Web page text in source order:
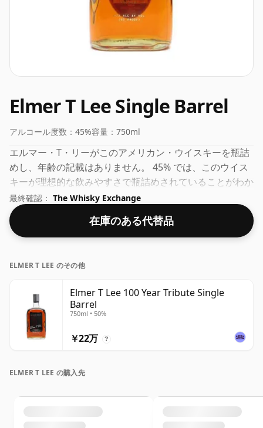
Elmer T Lee Single Barrel
アルコール度数： 45%容量： 750ml
エルマー・T・リーがこのアメリカン・ウイスキーを瓶詰
めし、年齢の記載はありません。 45% では、このウイス
キーが理想的な飲みやすさで瓶詰めされていることがわか
ります。通常のボトルサイズは75clです。
最終確認： The Whisky Exchange
在庫のある代替品
ELMER T LEE のその他
Elmer T Lee 100 Year Tribute Single
Barrel
750ml • 50%
￥22万 ?
ELMER T LEE の購入先